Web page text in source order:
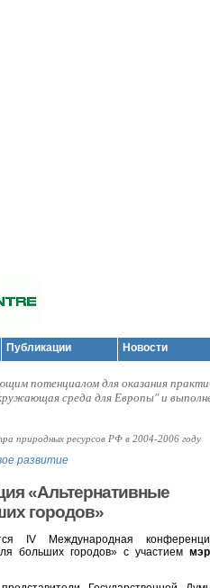
Публикации Новости
потенциалом для оказания
среда для Европы" и
природных ресурсов РФ в 2004-2006 году
развитие
«Альтернативные
городов»
IV Международная
больших городов» с участием